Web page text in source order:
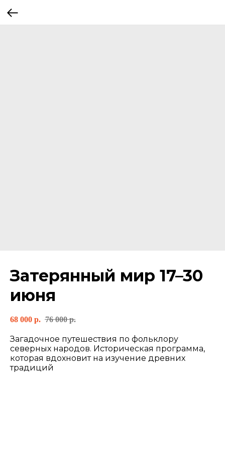
Затерянный мир 17–30
июня
68 000 р. 76 000 р.
Загадочное путешествия по фольклору
северных народов. Историческая программа,
которая вдохновит на изучение древних
традиций